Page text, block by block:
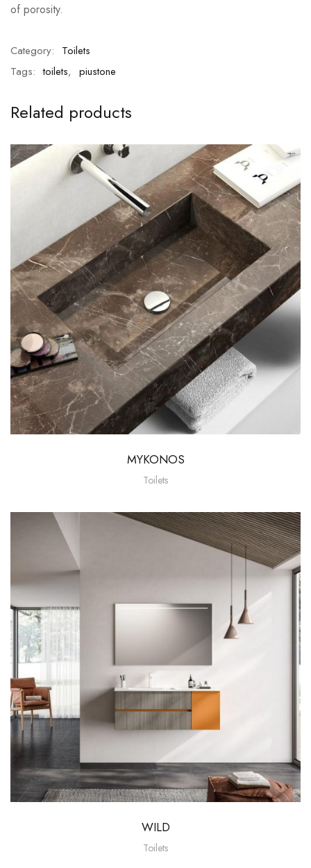
of porosity.
Category: Toilets
Tags: toilets, piustone
Related products
MYKONOS
Toilets
WILD
Toilets